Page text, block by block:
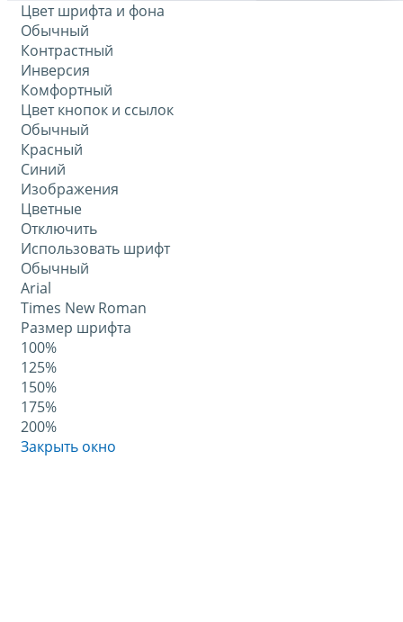
Цвет шрифта и фона
Обычный
Контрастный
Инверсия
Комфортный
Цвет кнопок и ссылок
Обычный
Красный
Синий
Изображения
Цветные
Отключить
Использовать шрифт
Обычный
Arial
Times New Roman
Размер шрифта
100%
125%
150%
175%
200%
Закрыть окно